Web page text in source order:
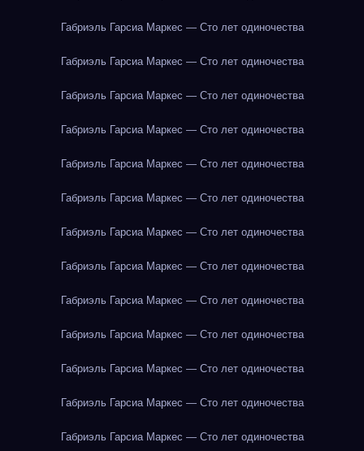
Габриэль Гарсиа Маркес — Сто лет одиночества
Габриэль Гарсиа Маркес — Сто лет одиночества
Габриэль Гарсиа Маркес — Сто лет одиночества
Габриэль Гарсиа Маркес — Сто лет одиночества
Габриэль Гарсиа Маркес — Сто лет одиночества
Габриэль Гарсиа Маркес — Сто лет одиночества
Габриэль Гарсиа Маркес — Сто лет одиночества
Габриэль Гарсиа Маркес — Сто лет одиночества
Габриэль Гарсиа Маркес — Сто лет одиночества
Габриэль Гарсиа Маркес — Сто лет одиночества
Габриэль Гарсиа Маркес — Сто лет одиночества
Габриэль Гарсиа Маркес — Сто лет одиночества
Габриэль Гарсиа Маркес — Сто лет одиночества